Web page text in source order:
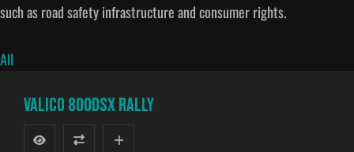
such as road safety infrastructure and consumer rights.
All
VALICO 800DSX RALLY